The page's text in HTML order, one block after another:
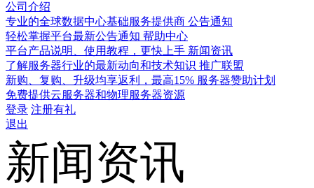
公司介绍
专业的全球数据中心基础服务提供商 公告通知
轻松掌握平台最新公告通知 帮助中心
平台产品说明、使用教程，更快上手 新闻资讯
了解服务器行业的最新动向和技术知识 推广联盟
新购、复购、升级均享返利，最高15% 服务器赞助计划
免费提供云服务器和物理服务器资源
登录 注册有礼
退出
新闻资讯